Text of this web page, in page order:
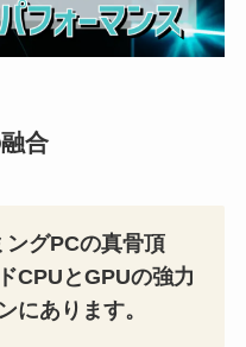
合
グPCの真骨頂
CPUとGPUの強力
にあります。